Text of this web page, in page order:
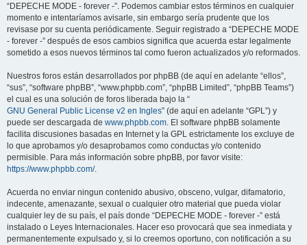
“DEPECHE MODE - forever -”. Podemos cambiar estos términos en cualquier
momento e intentaríamos avisarle, sin embargo sería prudente que los
revisase por su cuenta periódicamente. Seguir registrado a “DEPECHE MODE
- forever -” después de esos cambios significa que acuerda estar legalmente
sometido a esos nuevos términos tal como fueron actualizados y/o reformados.
Nuestros foros están desarrollados por phpBB (de aquí en adelante “ellos”,
“sus”, “software phpBB”, “www.phpbb.com”, “phpBB Limited”, “phpBB Teams”)
el cual es una solución de foros liberada bajo la “
GNU General Public License v2 en Ingles” (de aquí en adelante “GPL”) y
puede ser descargada de www.phpbb.com. El software phpBB solamente
facilita discusiones basadas en Internet y la GPL estrictamente los excluye de
lo que aprobamos y/o desaprobamos como conductas y/o contenido
permisible. Para más información sobre phpBB, por favor visite:
https://www.phpbb.com/.
Acuerda no enviar ningun contenido abusivo, obsceno, vulgar, difamatorio,
indecente, amenazante, sexual o cualquier otro material que pueda violar
cualquier ley de su país, el país donde “DEPECHE MODE - forever -” está
instalado o Leyes Internacionales. Hacer eso provocará que sea inmediata y
permanentemente expulsado y, si lo creemos oportuno, con notificación a su